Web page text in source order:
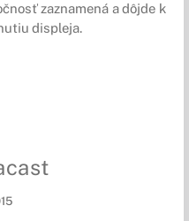
zaznamená a dôjde k
displeja.